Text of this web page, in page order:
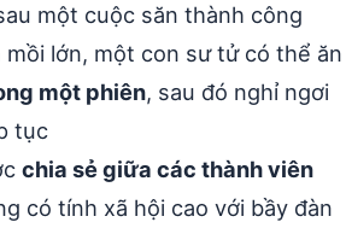
một cuộc săn thành công
mồi lớn, một con sư tử có thể ăn
một phiên, sau đó nghỉ ngơi
tục
chia sẻ giữa các thành viên
có tính xã hội cao với bầy đàn